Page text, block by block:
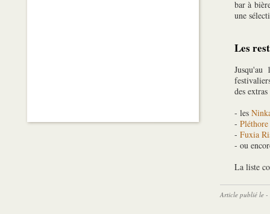
bar à
une
Les
Jusqu'au
des
- les
-
- Fuxia
- ou
La liste
Article publié le -